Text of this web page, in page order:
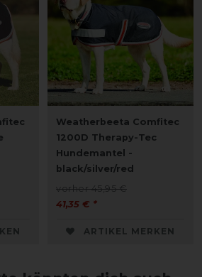
Weatherbeeta Comfitec
1200D Therapy-Tec
Hundemantel -
black/silver/red
vorher 45,95 €
41,35 € *
ARTIKEL MERKEN